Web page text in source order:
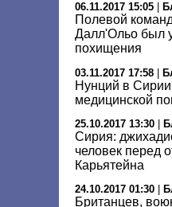
06.11.2017 15:05
Полевой
Далл'Ольо был
похищения
03.11.2017 17:58 |
Нунций в
медицинской
25.10.2017 13:30
Сирия:
человек перед
Карьятейна
24.10.2017 01:30
Британцев,